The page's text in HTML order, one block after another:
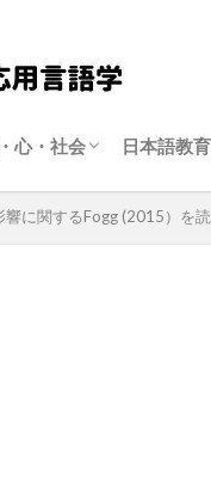
心・社会 日本語教
に関するFogg (2015）を読